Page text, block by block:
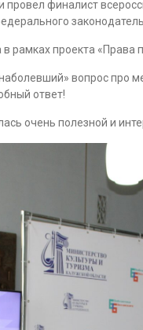
провел финалист
рамках проекта «Права
вопрос про
ответ!
очень полезной и